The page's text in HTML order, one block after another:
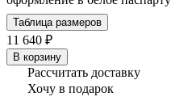
Таблица размеров
11 640 ₽
В корзину
Рассчитать доставку
Хочу в подарок